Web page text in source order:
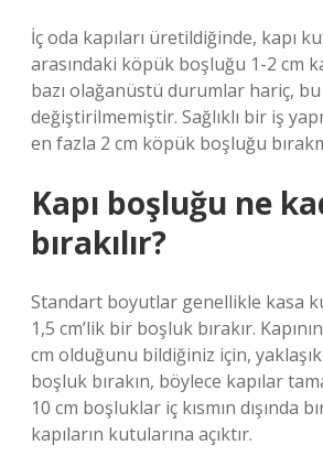
İç oda kapıları üretildiğinde, kapı
arasındaki köpük boşluğu 1-2 cm
bazı olağanüstü durumlar hariç,
değiştirilmemiştir. Sağlıklı bir iş
en fazla 2 cm köpük boşluğu
Kapı boşluğu ne
bırakılır?
Standart boyutlar genellikle kasa
1,5 cm’lik bir boşluk bırakır.
cm olduğunu bildiğiniz için,
boşluk bırakın, böylece kapılar
10 cm boşluklar iç kısmın dışında
kapıların kutularına açıktır.